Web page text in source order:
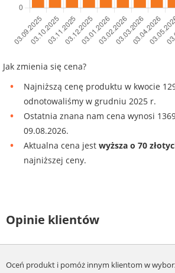
Jak zmienia się cena?
Najniższą cenę produktu w kwocie
odnotowaliśmy w grudniu 2025 r.
Ostatnia znana nam cena wynosi
09.08.2026.
Aktualna cena jest wyższa o 70
najniższej ceny.
Opinie klientów
Oceń produkt i pomóż innym klientom w